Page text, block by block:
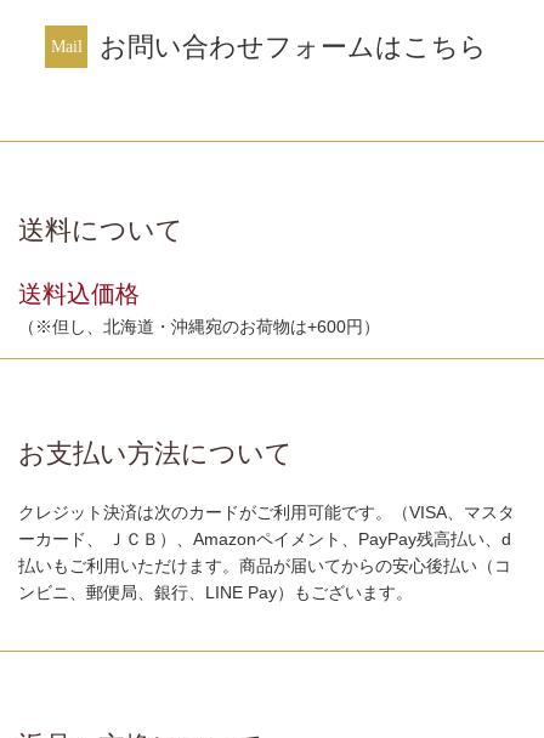
お問い合わせフォームはこちら
送料について
送料込価格
（※但し、北海道・沖縄宛のお荷物は+600円）
お支払い方法について
クレジット決済は次のカードがご利用可能です。（VISA、マスタ
ーカード、 ＪＣＢ）、Amazonペイメント、PayPay残高払い、d
払いもご利用いただけます。商品が届いてからの安心後払い（コ
ンビニ、郵便局、銀行、LINE Pay）もございます。